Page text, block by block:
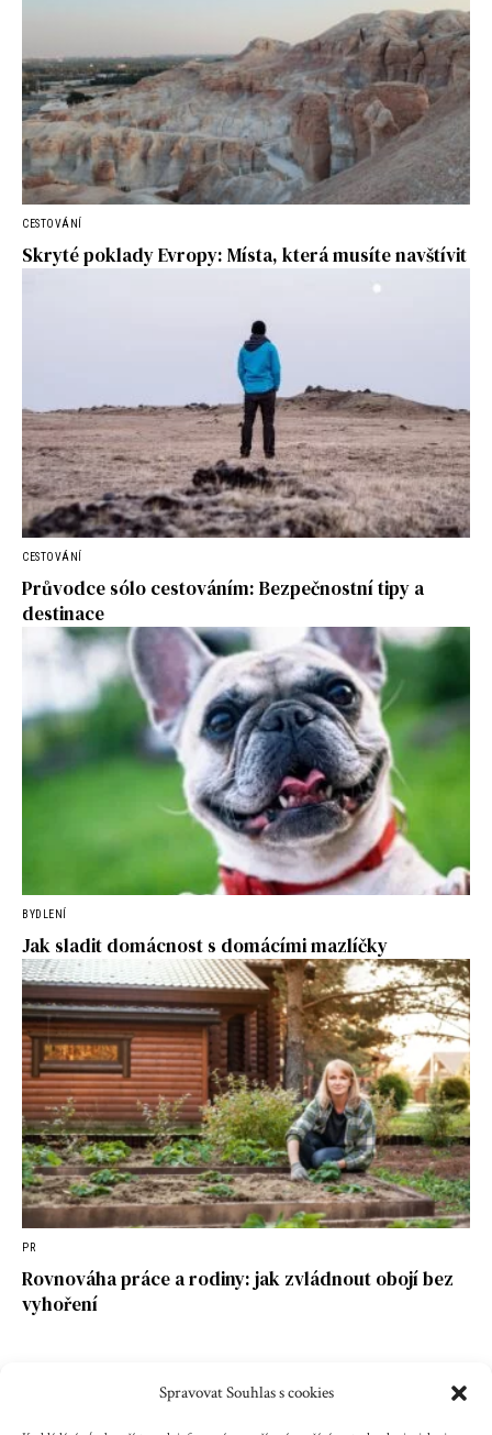
Spravovat Souhlas s cookies
CESTOVÁNÍ
Skryté poklady Evropy: Místa, která musíte navštívit
CESTOVÁNÍ
Průvodce sólo cestováním: Bezpečnostní tipy a
destinace
BYDLENÍ
Jak sladit domácnost s domácími mazlíčky
PR
Rovnováha práce a rodiny: jak zvládnout obojí bez
vyhoření